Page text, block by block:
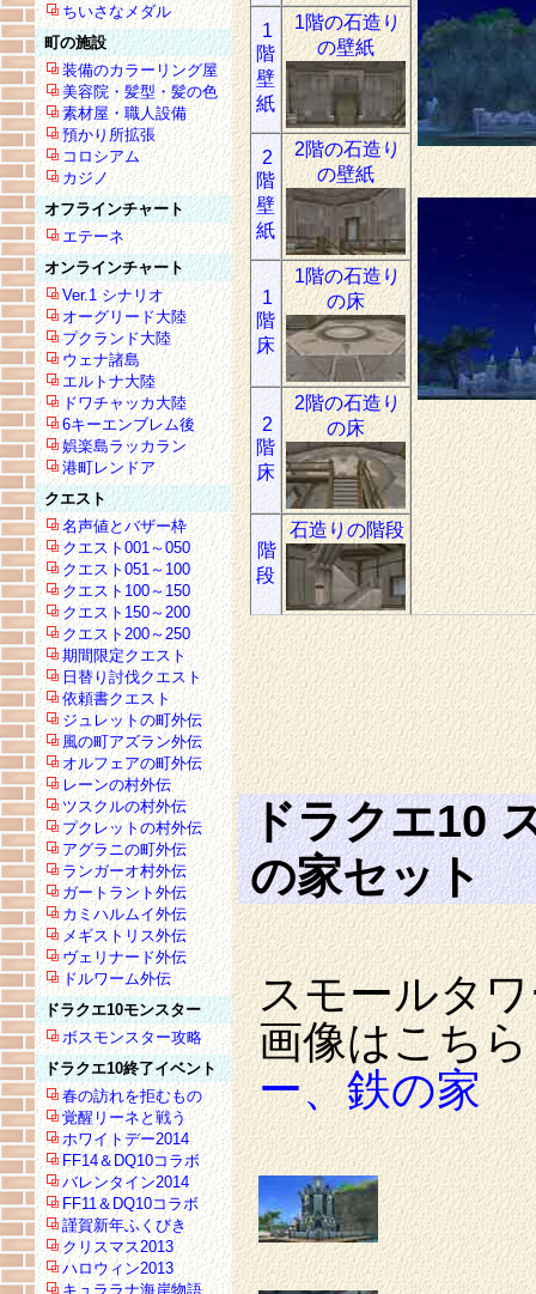
1
階
壁
紙
1階の石造り
の壁紙
2
階
壁
紙
2階の石造り
の壁紙
1
階
床
1階の石造り
の床
2
階
床
2階の石造り
の床
階
段
石造りの階段
ドラクエ10
の家セット
スモールタ
画像はこち
ー、鉄の家
ちいさなメダル
町の施設
装備のカラーリング屋
美容院・髪型・髪の色
素材屋・職人設備
預かり所拡張
コロシアム
カジノ
オフラインチャート
エテーネ
オンラインチャート
Ver.1 シナリオ
オーグリード大陸
プクランド大陸
ウェナ諸島
エルトナ大陸
ドワチャッカ大陸
6キーエンブレム後
娯楽島ラッカラン
港町レンドア
クエスト
名声値とバザー枠
クエスト001～050
クエスト051～100
クエスト100～150
クエスト150～200
クエスト200～250
期間限定クエスト
日替り討伐クエスト
依頼書クエスト
ジュレットの町外伝
風の町アズラン外伝
オルフェアの町外伝
レーンの村外伝
ツスクルの村外伝
プクレットの村外伝
アグラニの町外伝
ランガーオ村外伝
ガートラント外伝
カミハルムイ外伝
メギストリス外伝
ヴェリナード外伝
ドルワーム外伝
ドラクエ10モンスター
ボスモンスター攻略
ドラクエ10終了イベント
春の訪れを拒むもの
覚醒リーネと戦う
ホワイトデー2014
FF14＆DQ10コラボ
バレンタイン2014
FF11＆DQ10コラボ
謹賀新年ふくびき
クリスマス2013
ハロウィン2013
キュララナ海岸物語